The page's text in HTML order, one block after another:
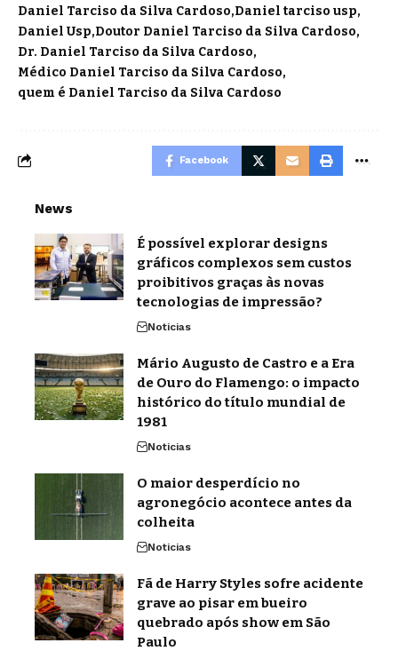
Daniel Tarciso da Silva Cardoso Daniel tarciso usp
Daniel Usp Doutor Daniel Tarciso da Silva Cardoso
Dr. Daniel Tarciso da Silva Cardoso
Médico Daniel Tarciso da Silva Cardoso
quem é Daniel Tarciso da Silva Cardoso
Facebook
News
É possível explorar designs
gráficos complexos sem custos
proibitivos graças às novas
tecnologias de impressão?
Noticias
Mário Augusto de Castro e a Era
de Ouro do Flamengo: o impacto
histórico do título mundial de
1981
Noticias
O maior desperdício no
agronegócio acontece antes da
colheita
Noticias
Fã de Harry Styles sofre acidente
grave ao pisar em bueiro
quebrado após show em São
Paulo